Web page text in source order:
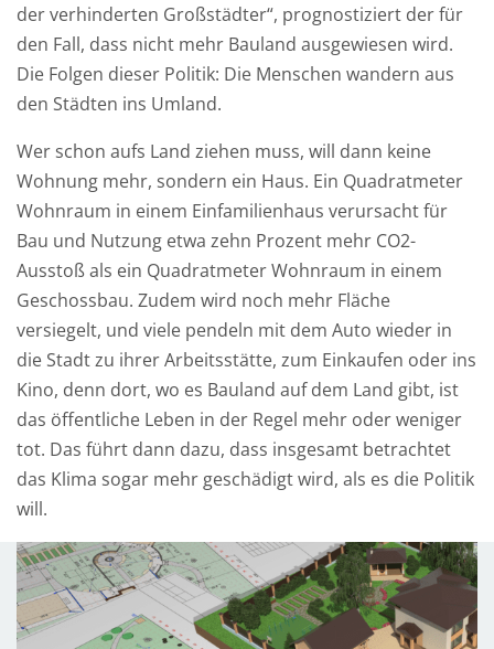
der verhinderten Großstädter“, prognostiziert der für
den Fall, dass nicht mehr Bauland ausgewiesen wird.
Die Folgen dieser Politik: Die Menschen wandern aus
den Städten ins Umland.
Wer schon aufs Land ziehen muss, will dann keine
Wohnung mehr, sondern ein Haus. Ein Quadratmeter
Wohnraum in einem Einfamilienhaus verursacht für
Bau und Nutzung etwa zehn Prozent mehr CO2-
Ausstoß als ein Quadratmeter Wohnraum in einem
Geschossbau. Zudem wird noch mehr Fläche
versiegelt, und viele pendeln mit dem Auto wieder in
die Stadt zu ihrer Arbeitsstätte, zum Einkaufen oder ins
Kino, denn dort, wo es Bauland auf dem Land gibt, ist
das öffentliche Leben in der Regel mehr oder weniger
tot. Das führt dann dazu, dass insgesamt betrachtet
das Klima sogar mehr geschädigt wird, als es die Politik
will.
n
*
-
M
a
i
l
-
A
d
r
e
s
s
e
*
N